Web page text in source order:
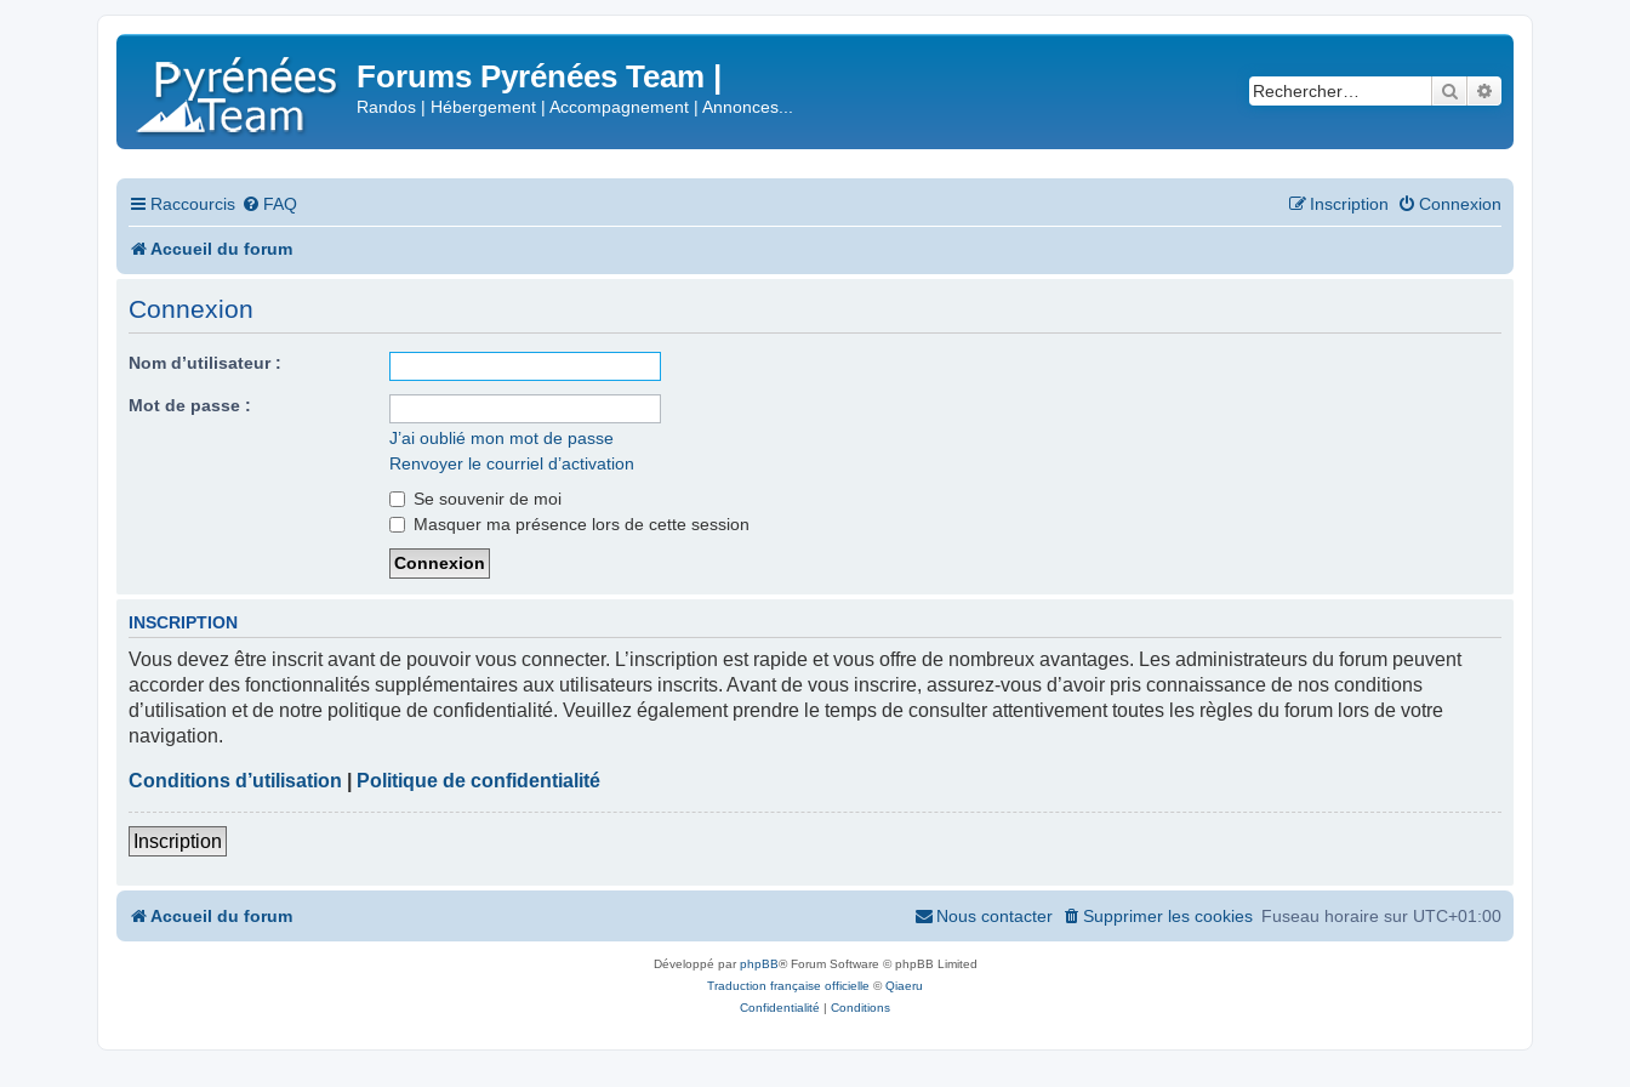
Forums Pyrénées Team |
Randos | Hébergement | Accompagnement | Annonces...
Rechercher
Raccourcis FAQ Connexion
Inscription
Accueil du forum
Connexion
Nom d’utilisateur :
Mot de passe :
J’ai oublié mon mot de passe
Renvoyer le courriel d’activation
Se souvenir de moi
Masquer ma présence lors de cette session
INSCRIPTION
Vous devez être inscrit avant de pouvoir vous connecter. L’inscription est rapide et vous offre de nombreux avantages. Les administrateurs du forum peuvent
accorder des fonctionnalités supplémentaires aux utilisateurs inscrits. Avant de vous inscrire, assurez-vous d’avoir pris connaissance de nos conditions
d’utilisation et de notre politique de confidentialité. Veuillez également prendre le temps de consulter attentivement toutes les règles du forum lors de votre
navigation.
Conditions d’utilisation Politique de confidentialité
Inscription
Accueil du forum Fuseau horaire sur UTC+01:00
Supprimer les cookies
Nous contacter
Développé parphpBB® Forum Software © phpBB Limited
Traduction française officielle ©Qiaeru
Confidentialité | Conditions